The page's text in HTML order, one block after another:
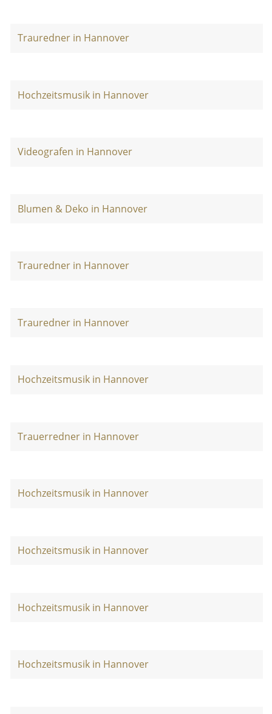
Trauredner in Hannover
Hochzeitsmusik in Hannover
Videografen in Hannover
Blumen & Deko in Hannover
Trauredner in Hannover
Trauredner in Hannover
Hochzeitsmusik in Hannover
Trauerredner in Hannover
Hochzeitsmusik in Hannover
Hochzeitsmusik in Hannover
Hochzeitsmusik in Hannover
Hochzeitsmusik in Hannover